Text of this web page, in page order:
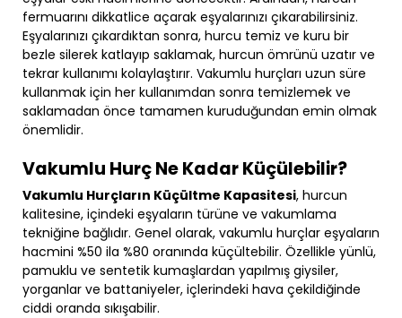
fermuarını dikkatlice açarak eşyalarınızı çıkarabilirsiniz.
Eşyalarınızı çıkardıktan sonra, hurcu temiz ve kuru bir
bezle silerek katlayıp saklamak, hurcun ömrünü uzatır ve
tekrar kullanımı kolaylaştırır. Vakumlu hurçları uzun süre
kullanmak için her kullanımdan sonra temizlemek ve
saklamadan önce tamamen kuruduğundan emin olmak
önemlidir.
Vakumlu Hurç Ne Kadar Küçülebilir?
Vakumlu Hurçların Küçültme Kapasitesi, hurcun
kalitesine, içindeki eşyaların türüne ve vakumlama
tekniğine bağlıdır. Genel olarak, vakumlu hurçlar eşyaların
hacmini %50 ila %80 oranında küçültebilir. Özellikle yünlü,
pamuklu ve sentetik kumaşlardan yapılmış giysiler,
yorganlar ve battaniyeler, içlerindeki hava çekildiğinde
ciddi oranda sıkışabilir.